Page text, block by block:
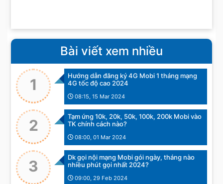
Bài viết xem nhiều
1
Hướng dẫn đăng ký 4G Mobi 1 tháng mạng
4G tốc độ cao 2024
08:15, 15 Mar 2024
2
Tạm ứng 10k, 20k, 50k, 100k, 200k Mobi vào
TK chính cách nào?
08:00, 01 Mar 2024
3
Dk gọi nội mạng Mobi gói ngày, tháng nào
nhiều phút gọi nhất 2024?
09:00, 29 Feb 2024